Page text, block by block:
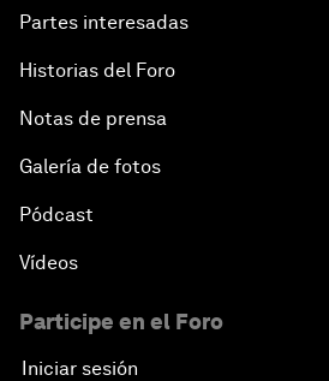
Partes interesadas
Historias del Foro
Notas de prensa
Galería de fotos
Pódcast
Vídeos
Participe en el Foro
Iniciar sesión